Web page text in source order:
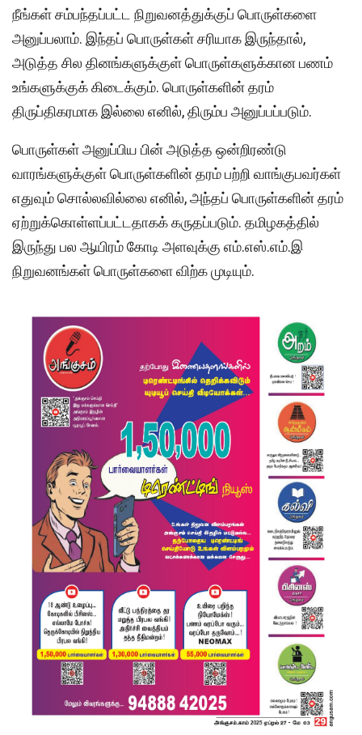
நீங்கள் சம்பந்தப்பட்ட நிறுவனத்துக்குப் பொருள்களை
அனுப்பலாம். இந்தப் பொருள்கள் சரியாக இருந்தால்,
அடுத்த சில தினங்களுக்குள் பொருள்களுக்கான பணம்
உங்களுக்குக் கிடைக்கும். பொருள்களின் தரம்
திருப்திகரமாக இல்லை எனில், திரும்ப அனுப்பப்படும்.
பொருள்கள் அனுப்பிய பின் அடுத்த ஒன்றிரண்டு
வாரங்களுக்குள் பொருள்களின் தரம் பற்றி வாங்குபவர்கள்
எதுவும் சொல்லவில்லை எனில், அந்தப் பொருள்களின் தரம்
ஏற்றுக்கொள்ளப்பட்டதாகக் கருதப்படும். தமிழகத்தில்
இருந்து பல ஆயிரம் கோடி அளவுக்கு எம்.எஸ்.எம்.இ
நிறுவனங்கள் பொருள்களை விற்க முடியும்.